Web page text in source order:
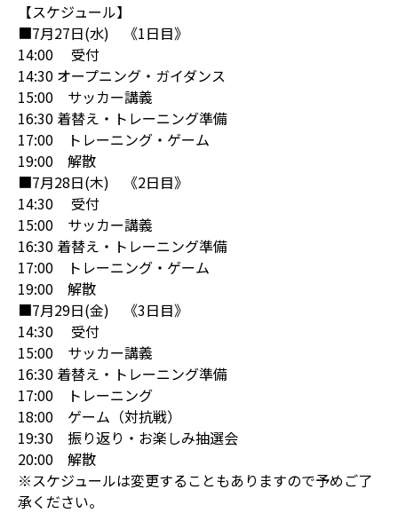
【スケジュール】
■7月27日(水) 《1日目》
14:00 受付
14:30 オープニング・ガイダンス
15:00 サッカー講義
16:30 着替え・トレーニング準備
17:00 トレーニング・ゲーム
19:00 解散
■7月28日(木) 《2日目》
14:30 受付
15:00 サッカー講義
16:30 着替え・トレーニング準備
17:00 トレーニング・ゲーム
19:00 解散
■7月29日(金) 《3日目》
14:30 受付
15:00 サッカー講義
16:30 着替え・トレーニング準備
17:00 トレーニング
18:00 ゲーム（対抗戦）
19:30 振り返り・お楽しみ抽選会
20:00 解散
※スケジュールは変更することもありますので予めご了
承ください。